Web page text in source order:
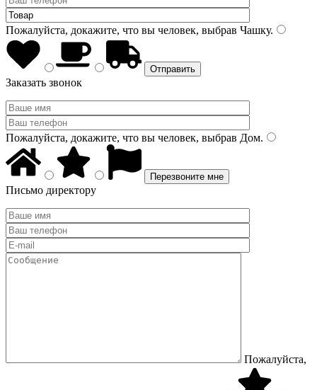
Пожалуйста, докажите, что вы человек, выбрав Чашку.
Заказать звонок
Пожалуйста, докажите, что вы человек, выбрав Дом.
Письмо директору
Пожалуйста,